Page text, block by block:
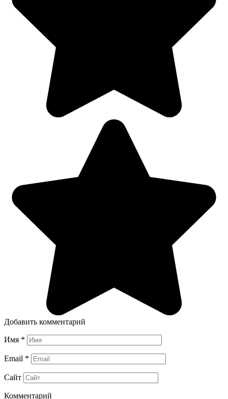
Добавить комментарий
Имя *
Email *
Сайт
Комментарий